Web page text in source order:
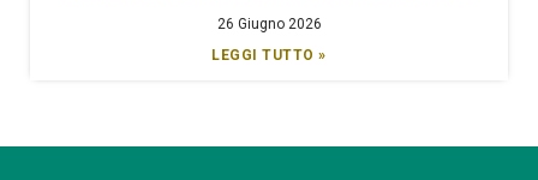
26 Giugno 2026
LEGGI TUTTO »